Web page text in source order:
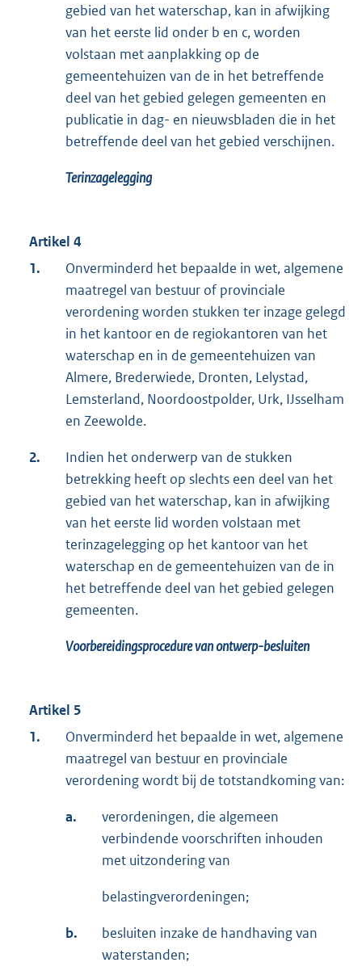
gebied van het waterschap, kan in afwijking
van het eerste lid onder b en c, worden
volstaan met aanplakking op de
gemeentehuizen van de in het betreffende
deel van het gebied gelegen gemeenten en
publicatie in dag- en nieuwsbladen die in het
betreffende deel van het gebied verschijnen.
Terinzagelegging
Artikel 4
1.
Onverminderd het bepaalde in wet, algemene
maatregel van bestuur of provinciale
verordening worden stukken ter inzage gelegd
in het kantoor en de regiokantoren van het
waterschap en in de gemeentehuizen van
Almere, Brederwiede, Dronten, Lelystad,
Lemsterland, Noordoostpolder, Urk, IJsselham
en Zeewolde.
2.
Indien het onderwerp van de stukken
betrekking heeft op slechts een deel van het
gebied van het waterschap, kan in afwijking
van het eerste lid worden volstaan met
terinzagelegging op het kantoor van het
waterschap en de gemeentehuizen van de in
het betreffende deel van het gebied gelegen
gemeenten.
Voorbereidingsprocedure van ontwerp-besluiten
Artikel 5
1.
Onverminderd het bepaalde in wet, algemene
maatregel van bestuur en provinciale
verordening wordt bij de totstandkoming van:
a.
verordeningen, die algemeen
verbindende voorschriften inhouden
met uitzondering van
belastingverordeningen;
b.
besluiten inzake de handhaving van
waterstanden;